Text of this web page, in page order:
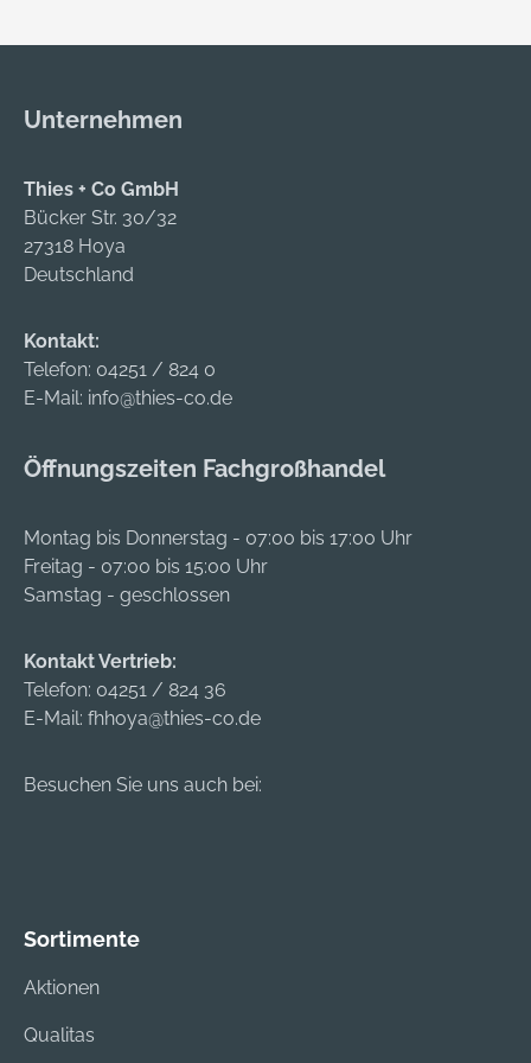
Waschgänge bei 40°
• Mit Netz-Fütterung
Tragen unter
Helmen • Bestehend
aus
flammenhemmende
Befestigung am
Helm erfolgt über
Klettverschluss
EN ISO 11611:2007
Unternehmen
Thies + Co GmbH
Bücker Str. 30/32
27318 Hoya
Deutschland
Kontakt:
Telefon: 04251 / 824 0
E-Mail: info@thies-co.de
Öffnungszeiten Fachgroßhandel
Montag bis Donnerstag - 07:00 bis 17:00 Uhr
Freitag - 07:00 bis 15:00 Uhr
Samstag - geschlossen
Kontakt Vertrieb:
Telefon: 04251 / 824 36
E-Mail: fhhoya@thies-co.de
Besuchen Sie uns auch bei:
Sortimente
Aktionen
Qualitas